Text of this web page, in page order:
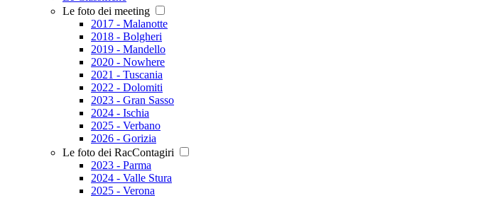
Le foto dei meeting
2017 - Malanotte
2018 - Bolgheri
2019 - Mandello
2020 - Nowhere
2021 - Tuscania
2022 - Dolomiti
2023 - Gran Sasso
2024 - Ischia
2025 - Verbano
2026 - Gorizia
Le foto dei RacContagiri
2023 - Parma
2024 - Valle Stura
2025 - Verona